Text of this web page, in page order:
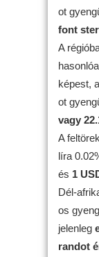
ot
font
A
képest,
ot
vagy
A
líra
és 1
Dél-
os
jelenleg
randot